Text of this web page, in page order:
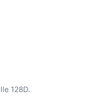
128D.